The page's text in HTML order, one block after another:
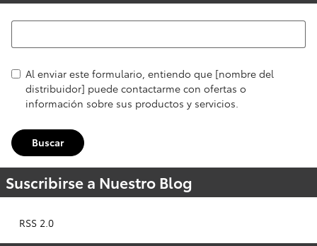
Buscar Blog
Al enviar este formulario, entiendo que [nombre del
distribuidor] puede contactarme con ofertas o
información sobre sus productos y servicios.
Buscar
Suscribirse a Nuestro Blog
RSS 2.0